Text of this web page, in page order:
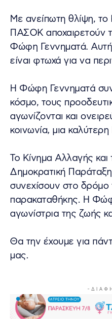
Με ανείπωτη θλίψη, το
ΠΑΣΟΚ αποχαιρετούν
Φώφη Γεννηματά.
είναι φτωχά για να
Η Φώφη Γεννηματά
κόσμο, τους
αγωνίζονται και
κοινωνία, μια
Το Κίνημα Αλλαγής
Δημοκρατική
συνεχίσουν στο δρόμο
παρακαταθήκης. Η
αγωνίστρια της ζωής
Θα την έχουμε για
μας.
- Δ Ι Α Φ